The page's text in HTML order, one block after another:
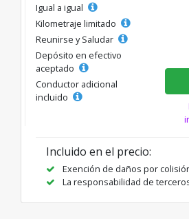
Igual a igual
Kilometraje limitado
Reunirse y Saludar
Depósito en efectivo
aceptado
Conductor adicional
incluido
Incluido en el precio:
Exención de daños por
La responsabilidad de